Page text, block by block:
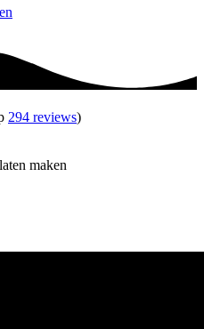
294 reviews)